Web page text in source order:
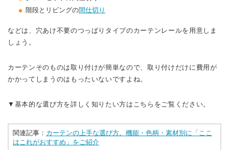
階段とリビングの間仕切り
などは、穴あけ不要のつっぱりタイプのカーテンレールを用意しま
しょう。
カーテンそのものは取り付けが簡単なので、取り付けだけに費用が
かかってしまうのはもったいないですよね。
▼基本的な選び方を詳しく知りたい方はこちらをご覧ください。
関連記事： カーテンの上手な選び方。機能・色柄・素材別に「ここ
はこれがおすすめ」をご紹介